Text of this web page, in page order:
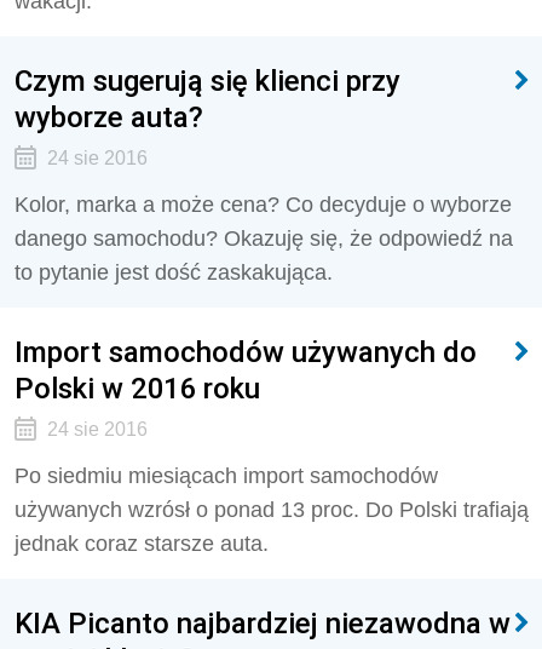
Czym sugerują się klienci przy
wyborze auta?
24 sie 2016
Kolor, marka a może cena? Co decyduje o wyborze
danego samochodu? Okazuję się, że odpowiedź na
to pytanie jest dość zaskakująca.
Import samochodów używanych do
Polski w 2016 roku
24 sie 2016
Po siedmiu miesiącach import samochodów
używanych wzrósł o ponad 13 proc. Do Polski trafiają
jednak coraz starsze auta.
KIA Picanto najbardziej niezawodna w